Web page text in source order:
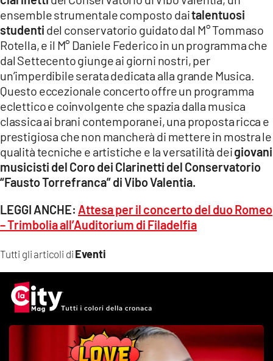
ILREGGINO.IT
COSENZACHANNEL.IT
ILVIBONESE.IT
CATANZAROCHANNEL.IT
LACAPITALENEWS.IT
App
ANDROID
APPLE
Tutti gli articoli di Eventi
ensemble strumentale composto daitalentuosi
studenti del conservatorio guidato dal M° Tommaso
Rotella, e il M° Daniele Federico in un programma che
dal Settecento giunge ai giorni nostri, per
un’imperdibile serata dedicata alla grande Musica.
Questo eccezionale concerto offre un programma
eclettico e coinvolgente che spazia dalla musica
classica ai brani contemporanei, una proposta ricca e
prestigiosa che non mancherà di mettere in mostra le
qualità tecniche e artistiche e la versatilità deigiovani
musicisti del Coro dei Clarinetti del Conservatorio
“Fausto Torrefranca” di Vibo Valentia.
LEGGI ANCHE: Attesa per il concerto del duo Romeo
– Trimbolia all’Auditorium di Filadelfia